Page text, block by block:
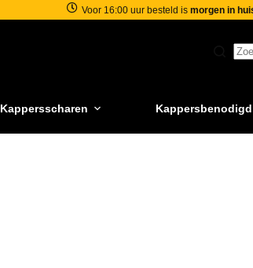
Voor 16:00 uur besteld ismorgen in
Kappersscharen